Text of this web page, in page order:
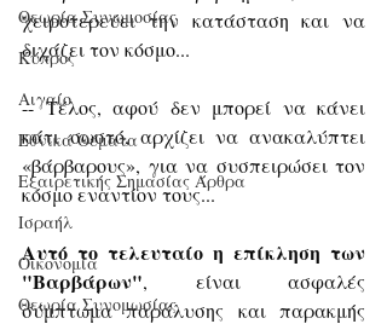
Θεωρία Συνωμοσίας
Κύπρος
Αιγαίο
Εθνικά Θέματα
Εξαιρετικής Σημασίας Άρθρα
Ισραήλ
Οικονομία
Θεωρία Συνομωσίας
χειροτερεύει την κατάσταση και να
διχάζει τον κόσμο...
-- Τέλος, αφού δεν μπορεί να κάνει
κάτι σωστό, αρχίζει να ανακαλύπτει
«βάρβαρους», για να συσπειρώσει τον
κόσμο εναντίον τους...
Αυτό το τελευταίο η επίκληση των
"Βαρβάρων", είναι ασφαλές
σύμπτωμα παράλυσης και παρακμής